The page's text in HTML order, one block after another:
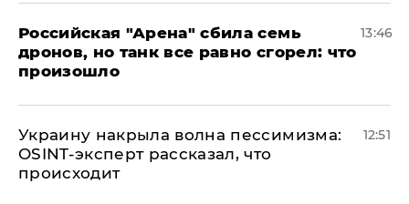
​Российская "Арена" сбила семь
дронов, но танк все равно сгорел: что
произошло
13:46
​Украину накрыла волна пессимизма:
OSINT-эксперт рассказал, что
происходит
12:51